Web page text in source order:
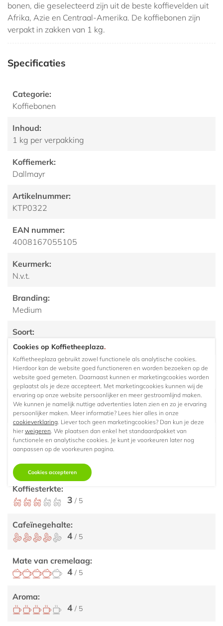
bonen, die geselecteerd zijn uit de beste koffievelden uit
Afrika, Azie en Centraal-Amerika. De koffiebonen zijn
verpakt in zakken van 1 kg.
Specificaties
Categorie:
Koffiebonen
Inhoud:
1 kg per verpakking
Koffiemerk:
Dallmayr
Artikelnummer:
KTP0322
EAN nummer:
4008167055105
Keurmerk:
N.v.t.
Branding:
Medium
Soort:
Arabica
Herkomst/ land:
Azie, Afrika, Centraal-Amerika
Smaak:
Fruitig
Koffiesterkte:
3 / 5
Cafeïnegehalte:
4 / 5
Mate van cremelaag:
4 / 5
Aroma:
4 / 5
Cookies op Koffietheeplaza.
Koffietheeplaza gebruikt zowel functionele als analytische cookies.
Hierdoor kan de website goed functioneren en worden bezoeken op de
website goed gemeten. Daarnaast kunnen er marketingcookies worden
geplaatst als je deze accepteert. Met marketingcookies kunnen wij de
ervaring op onze website persoonlijker en meer gestroomlijnd maken.
We kunnen je namelijk nuttige advertenties laten zien en zo je ervaring
persoonlijker maken. Meer informatie? Lees hier alles in onze
cookieverklaring . Liever toch geen marketingcookies? Dan kun je deze
hier weigeren . We plaatsen dan enkel het standaardpakket van
functionele en analytische cookies. Je kunt je voorkeuren later nog
aanpassen op de voorkeuren pagina.
Cookies accepteren